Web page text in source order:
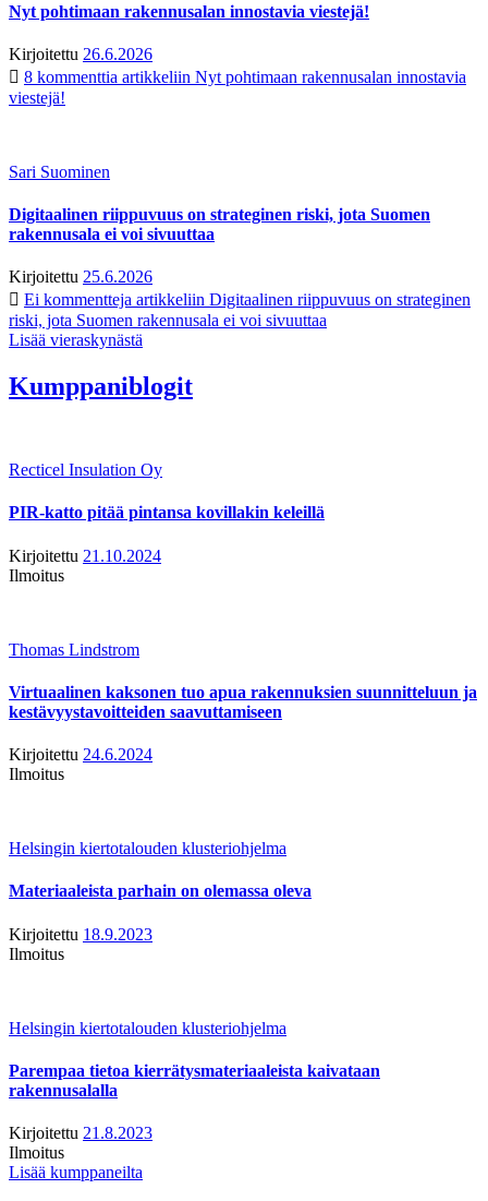
Nyt pohtimaan rakennusalan innostavia viestejä!
Kirjoitettu 26.6.2026
8 kommenttia artikkeliin Nyt pohtimaan rakennusalan innostavia
viestejä!
Sari Suominen
Digitaalinen riippuvuus on strateginen riski, jota Suomen
rakennusala ei voi sivuuttaa
Kirjoitettu 25.6.2026
Ei kommentteja artikkeliin Digitaalinen riippuvuus on strateginen
riski, jota Suomen rakennusala ei voi sivuuttaa
Lisää vieraskynästä
Kumppaniblogit
Recticel Insulation Oy
PIR-katto pitää pintansa kovillakin keleillä
Kirjoitettu 21.10.2024
Ilmoitus
Thomas Lindstrom
Virtuaalinen kaksonen tuo apua rakennuksien suunnitteluun ja
kestävyystavoitteiden saavuttamiseen
Kirjoitettu 24.6.2024
Ilmoitus
Helsingin kiertotalouden klusteriohjelma
Materiaaleista parhain on olemassa oleva
Kirjoitettu 18.9.2023
Ilmoitus
Helsingin kiertotalouden klusteriohjelma
Parempaa tietoa kierrätysmateriaaleista kaivataan
rakennusalalla
Kirjoitettu 21.8.2023
Ilmoitus
Lisää kumppaneilta